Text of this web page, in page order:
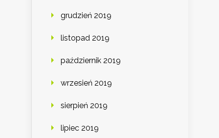
grudzień 2019
listopad 2019
październik 2019
wrzesień 2019
sierpień 2019
lipiec 2019